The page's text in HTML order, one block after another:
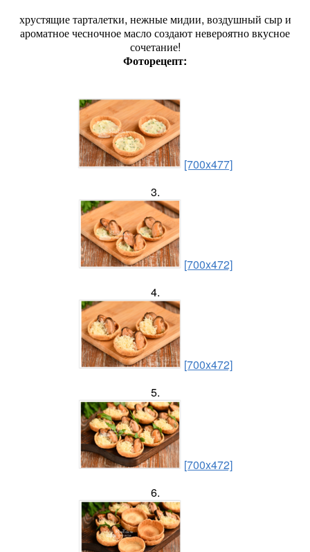
хрустящие тарталетки, нежные мидии, воздушный сыр и
ароматное чесночное масло создают невероятно вкусное
сочетание!
Фоторецепт:
[700x477]
3.
[700x472]
4.
[700x472]
5.
[700x472]
6.